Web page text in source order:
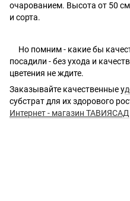
очарованием. Высота от 50
и сорта.
Но помним - какие бы
посадили - без ухода и
цветения не ждите.
Заказывайте качественные у
субстрат для их здорового
Интернет - магазин ТАВИЯСАД